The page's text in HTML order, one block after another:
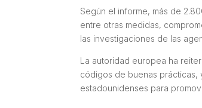
Según el informe, más de
entre otras medidas,
las investigaciones de las
La autoridad europea ha
códigos de buenas prácticas,
estadounidenses para